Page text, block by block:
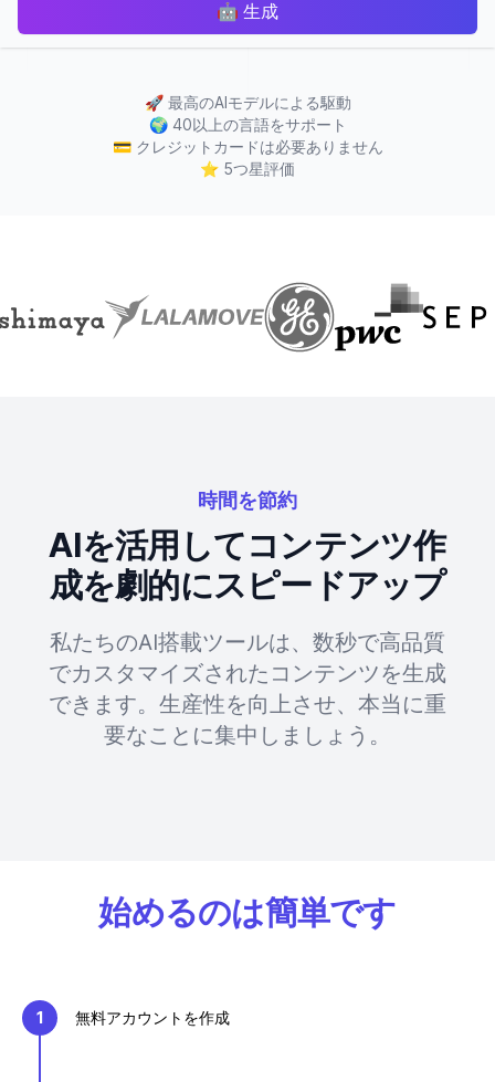
🤖 生成
🚀 最高のAIモデルによる駆動
🌍 40以上の言語をサポート
💳 クレジットカードは必要ありません
⭐ 5つ星評価
時間を節約
AIを活用してコンテンツ作
成を劇的にスピードアップ
私たちのAI搭載ツールは、数秒で高品質
でカスタマイズされたコンテンツを生成
できます。生産性を向上させ、本当に重
要なことに集中しましょう。
始めるのは簡単です
1 無料アカウントを作成